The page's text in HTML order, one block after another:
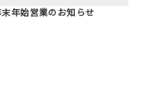
末年始営業のお知らせ